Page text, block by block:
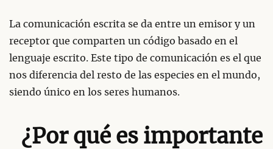
La comunicación escrita se da entre un emisor y un
receptor que comparten un código basado en el
lenguaje escrito. Este tipo de comunicación es el que
nos diferencia del resto de las especies en el mundo,
siendo único en los seres humanos.
¿Por qué es importante